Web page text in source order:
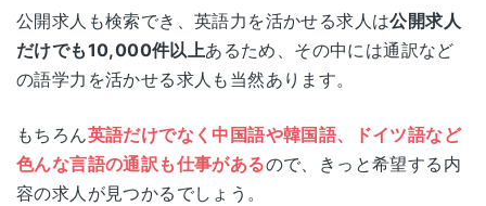
京都
京都府京都市下京区四条通室町東
入函谷鉾町88K・I四条ビル 4階
大阪
大阪府大阪市北区角田町8-1
梅田阪急ビルオフィスタワー 31F
公開求人も検索でき、英語力を活かせる求人は公開求人
だけでも10,000件以上あるため、その中には通訳など
の語学力を活かせる求人も当然あります。
もちろん英語だけでなく中国語や韓国語、ドイツ語など
色んな言語の通訳も仕事があるので、きっと希望する内
容の求人が見つかるでしょう。